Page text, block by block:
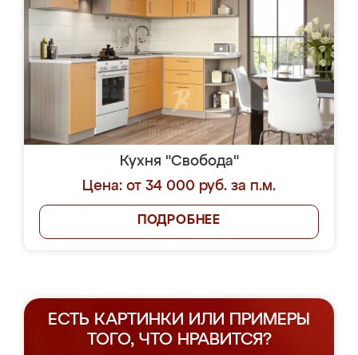
Кухня "Свобода"
Цена: от 34 000 руб. за п.м.
ПОДРОБНЕЕ
ЕСТЬ КАРТИНКИ ИЛИ ПРИМЕРЫ
ТОГО, ЧТО НРАВИТСЯ?